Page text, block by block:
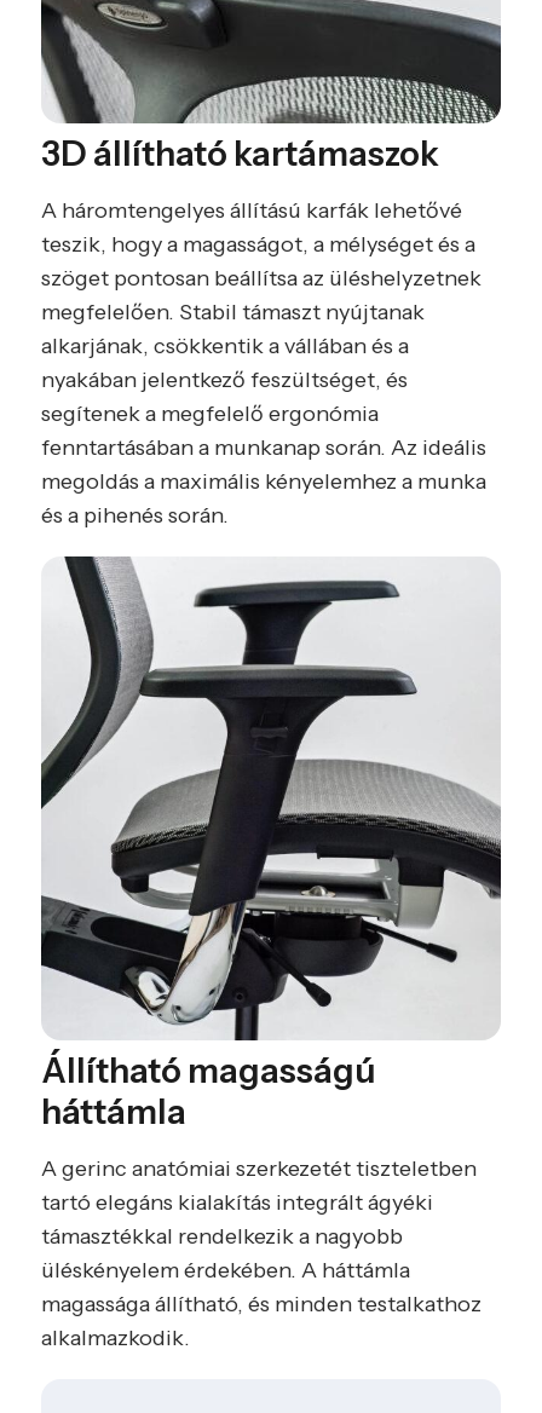
3D állítható kartámaszok
A háromtengelyes állítású karfák lehetővé
teszik, hogy a magasságot, a mélységet és a
szöget pontosan beállítsa az üléshelyzetnek
megfelelően. Stabil támaszt nyújtanak
alkarjának, csökkentik a vállában és a
nyakában jelentkező feszültséget, és
segítenek a megfelelő ergonómia
fenntartásában a munkanap során. Az ideális
megoldás a maximális kényelemhez a munka
és a pihenés során.
Állítható magasságú
háttámla
A gerinc anatómiai szerkezetét tiszteletben
tartó elegáns kialakítás integrált ágyéki
támasztékkal rendelkezik a nagyobb
üléskényelem érdekében. A háttámla
magassága állítható, és minden testalkathoz
alkalmazkodik.